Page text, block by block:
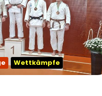
Wettkämpfe